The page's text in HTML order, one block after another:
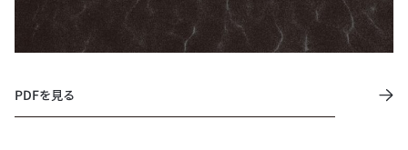
PDFを見る